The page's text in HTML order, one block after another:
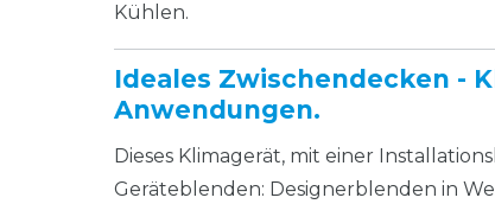
Kühlen.
Ideales Zwischendecken -
Anwendungen.
Dieses Klimagerät, mit einer
Geräteblenden: Designerblenden in